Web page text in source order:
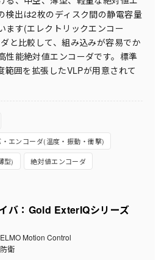
検出は2枚のディスク間の静電容量
ます(エレクトリックエンコー
と比較して、組み込みが容易でか
性能絶対値エンコーダです。標準
範囲を拡張したVLPが用意されて
エンコーダ(温度・振動・衝撃)
型) 絶対値エンコーダ
バ：Gold ExterIQシリーズ
ELMO Motion Control
防衛